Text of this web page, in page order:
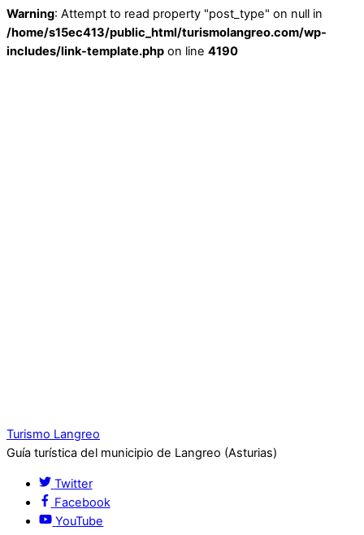
Warning: Attempt to read property "post_type" on null in
/home/s15ec413/public_html/turismolangreo.com/wp-
includes/link-template.php on line 4190
Turismo Langreo
Guía turística del municipio de Langreo (Asturias)
Twitter
Facebook
YouTube